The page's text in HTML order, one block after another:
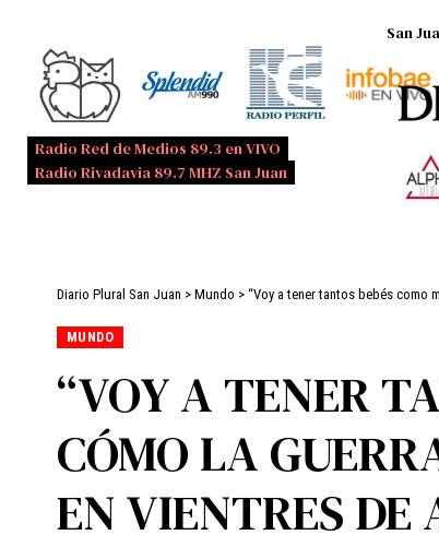
Radio Red de Medios 89.3 en VIVO
Radio Rivadavia 89.7 MHZ San Juan
San
Diario Plural San Juan > Mundo > “Voy a tener tantos bebés como
MUNDO
“VOY A TENER
CÓMO LA
EN VIENTRES